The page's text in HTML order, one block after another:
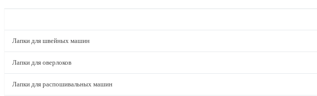
Лапки для швейных машин
Лапки для оверлоков
Лапки для распошивальных машин